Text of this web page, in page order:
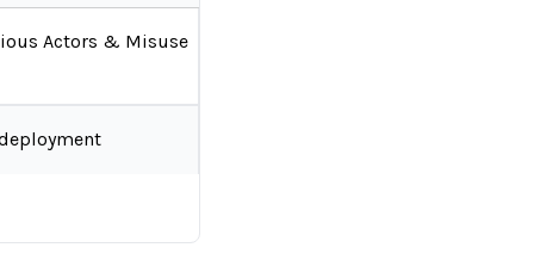
Actors & Misuse